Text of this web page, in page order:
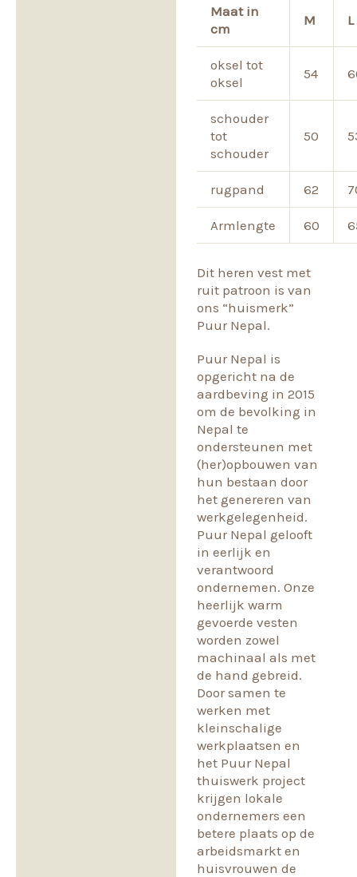
Maat in
cm
M L
oksel tot
oksel
54
schouder
tot
schouder
50
rugpand 62
Armlengte 60
Dit heren vest met
ruit patroon is van
ons “huismerk”
Puur Nepal.
Puur Nepal is
opgericht na de
aardbeving in 2015
om de bevolking in
Nepal te
ondersteunen met
(her)opbouwen van
hun bestaan door
het genereren van
werkgelegenheid.
Puur Nepal gelooft
in eerlijk en
verantwoord
ondernemen. Onze
heerlijk warm
gevoerde vesten
worden zowel
machinaal als met
de hand gebreid.
Door samen te
werken met
kleinschalige
werkplaatsen en
het Puur Nepal
thuiswerk project
krijgen lokale
ondernemers een
betere plaats op de
arbeidsmarkt en
huisvrouwen de